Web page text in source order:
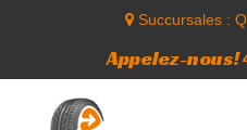
Succursales :
Appelez-